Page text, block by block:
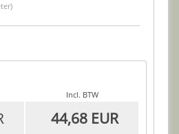
Incl. BTW
44,68 EUR